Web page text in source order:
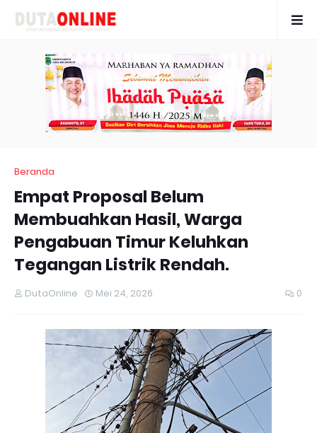
Beranda
Empat Proposal Belum
Membuahkan Hasil, Warga
Pengabuan Timur Keluhkan
Tegangan Listrik Rendah.
DutaOnline Mei 24, 2026 0